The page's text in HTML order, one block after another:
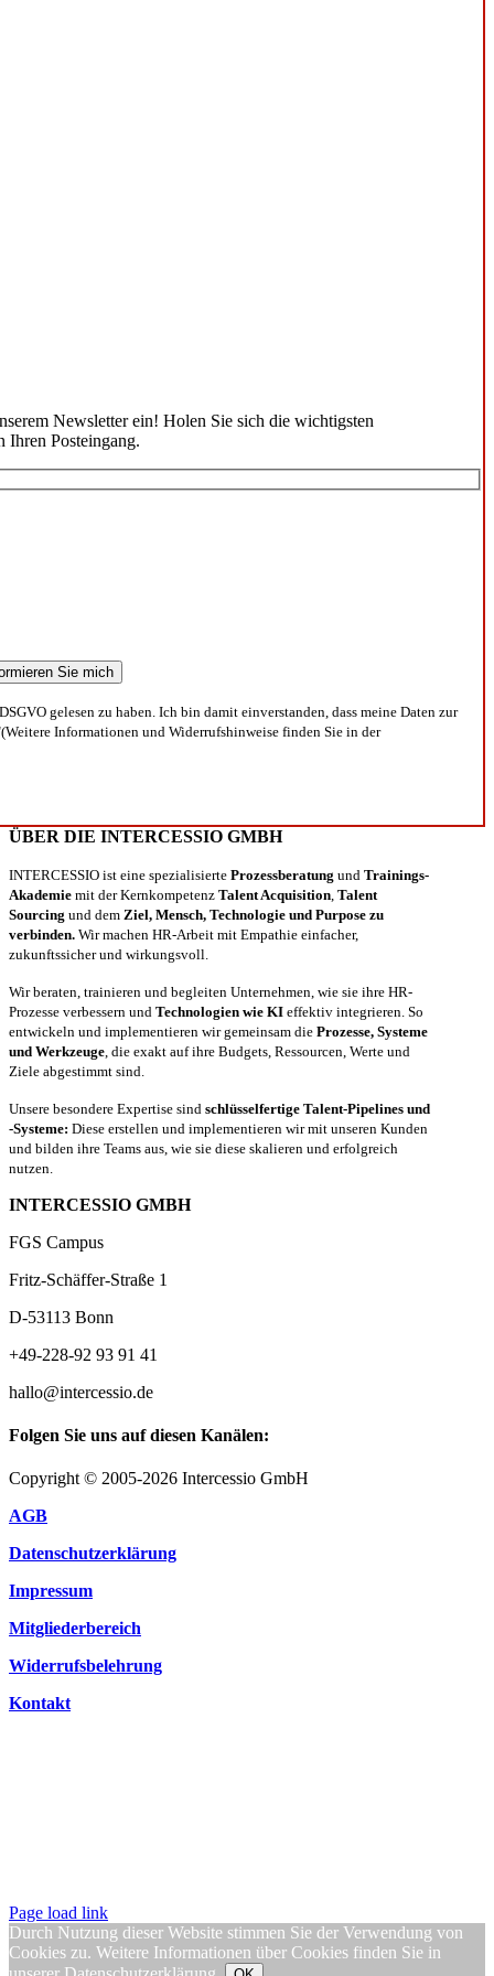
Newsletter ein! Holen Sie sich die wichtigsten
Ihren Posteingang.
gelesen zu haben. Ich bin damit einverstanden, dass meine Daten zur
Informationen und Widerrufshinweise finden Sie in der
ÜBER DIE INTERCESSIO GMBH
INTERCESSIO ist eine spezialisierte Prozessberatung und Trainings-
Akademie mit der Kernkompetenz Talent Acquisition Talent
Sourcing und dem Ziel, Mensch, Technologie und Purpose zu
verbinden. Wir machen HR-Arbeit mit Empathie einfacher,
zukunftssicher und wirkungsvoll.
Wir beraten, trainieren und begleiten Unternehmen, wie sie ihre HR-
Prozesse verbessern und Technologien wie KI effektiv integrieren. So
entwickeln und implementieren wir gemeinsam die Prozesse, Systeme
und Werkzeuge , die exakt auf ihre Budgets, Ressourcen, Werte und
Ziele abgestimmt sind.
Unsere besondere Expertise sind schlüsselfertige Talent-Pipelines und
-Systeme: Diese erstellen und implementieren wir mit unseren Kunden
und bilden ihre Teams aus, wie sie diese skalieren und erfolgreich
nutzen.
INTERCESSIO GMBH
FGS Campus
Fritz-Schäffer-Straße 1
D-53113 Bonn
+49-228-92 93 91 41
hallo@intercessio.de
Folgen Sie uns auf diesen Kanälen:
Copyright © 2005-2026 Intercessio GmbH
AGB
Datenschutzerklärung
Impressum
Mitgliederbereich
Widerrufsbelehrung
Kontakt
Page load link
Durch Nutzung dieser Website stimmen Sie der Verwendung von
Cookies zu. Weitere Informationen über Cookies finden Sie in